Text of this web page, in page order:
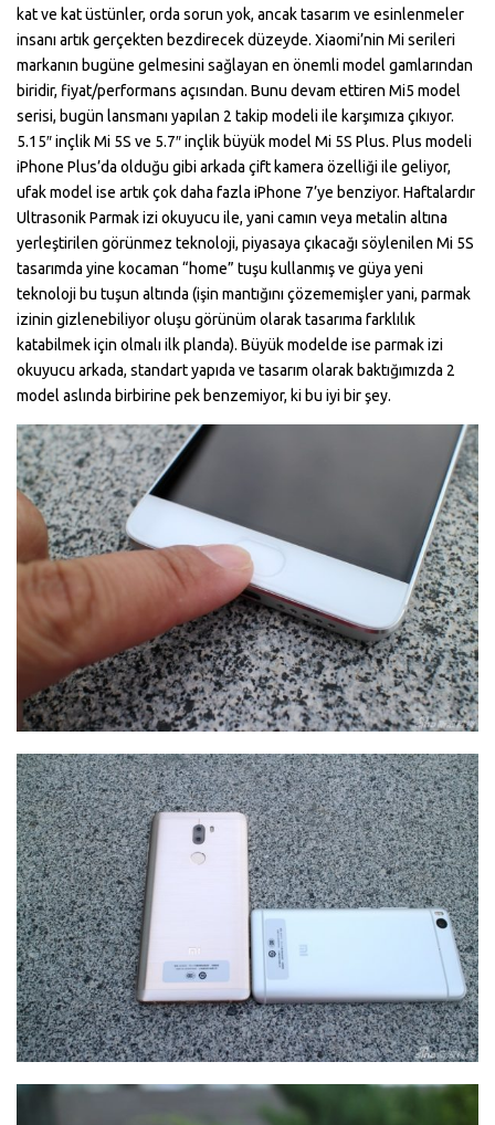
kat ve kat üstünler, orda sorun yok, ancak tasarım ve esinlenmeler
insanı artık gerçekten bezdirecek düzeyde. Xiaomi’nin Mi serileri
markanın bugüne gelmesini sağlayan en önemli model gamlarından
biridir, fiyat/performans açısından. Bunu devam ettiren Mi5 model
serisi, bugün lansmanı yapılan 2 takip modeli ile karşımıza çıkıyor.
5.15″ inçlik Mi 5S ve 5.7″ inçlik büyük model Mi 5S Plus. Plus modeli
iPhone Plus’da olduğu gibi arkada çift kamera özelliği ile geliyor,
ufak model ise artık çok daha fazla iPhone 7’ye benziyor. Haftalardır
Ultrasonik Parmak izi okuyucu ile, yani camın veya metalin altına
yerleştirilen görünmez teknoloji, piyasaya çıkacağı söylenilen Mi 5S
tasarımda yine kocaman “home” tuşu kullanmış ve güya yeni
teknoloji bu tuşun altında (işin mantığını çözememişler yani, parmak
izinin gizlenebiliyor oluşu görünüm olarak tasarıma farklılık
katabilmek için olmalı ilk planda). Büyük modelde ise parmak izi
okuyucu arkada, standart yapıda ve tasarım olarak baktığımızda 2
model aslında birbirine pek benzemiyor, ki bu iyi bir şey.